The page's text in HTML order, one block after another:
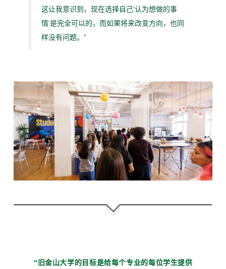
这让我意识到，现在选择自己‘认为想做的事
情’是完全可以的，而如果将来改变方向，也同
样没有问题。”
“旧金山大学的目标是给每个专业的每位学生提供